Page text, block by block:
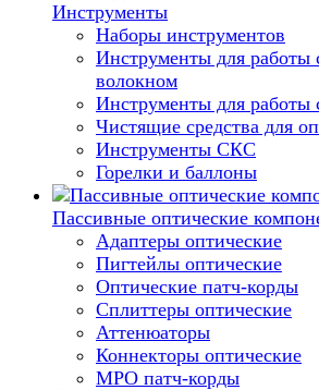
Инструменты
Наборы инструментов
Инструменты для работы
волокном
Инструменты для работы
Чистящие средства для
Инструменты СКС
Горелки и баллоны
Пассивные оптические
Адаптеры оптические
Пигтейлы оптические
Оптические патч-корды
Сплиттеры оптические
Аттенюаторы
Коннекторы оптические
MPO патч-корды